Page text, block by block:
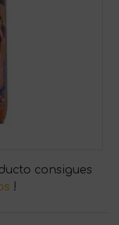
consigues
!